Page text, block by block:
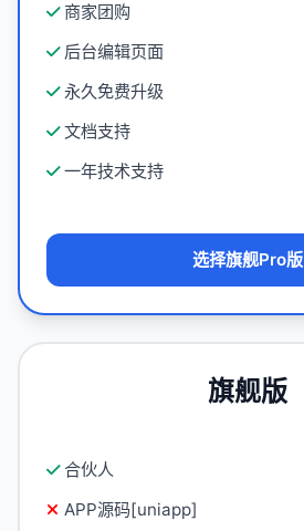
商家团购
后台编辑页面
永久免费升级
文档支持
一年技术支持
选择旗舰Pro版
旗舰版
合伙人
APP源码[uniapp]